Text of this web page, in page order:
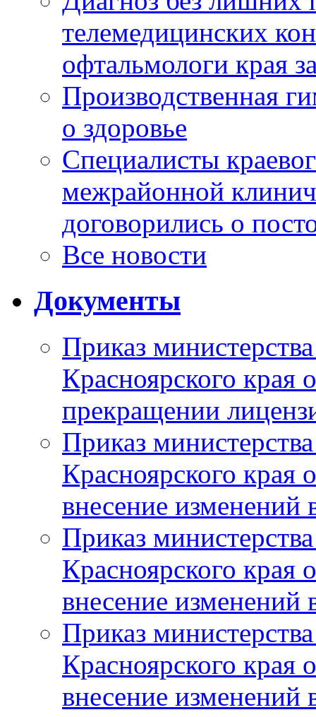
телемедицинских
офтальмологи края
Производственная
о здоровье
Специалисты
межрайонной
договорились о
Все новости
Документы
Приказ
Красноярского
прекращении
Приказ
Красноярского
внесение изменений
Приказ
Красноярского
внесение изменений
Приказ
Красноярского
внесение изменений